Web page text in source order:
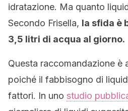
idratazione. Ma quanto
Secondo Frisella, la sfida è
3,5 litri di acqua al giorno.
Questa raccomandazione è
poiché il fabbisogno di
fattori. In uno studio